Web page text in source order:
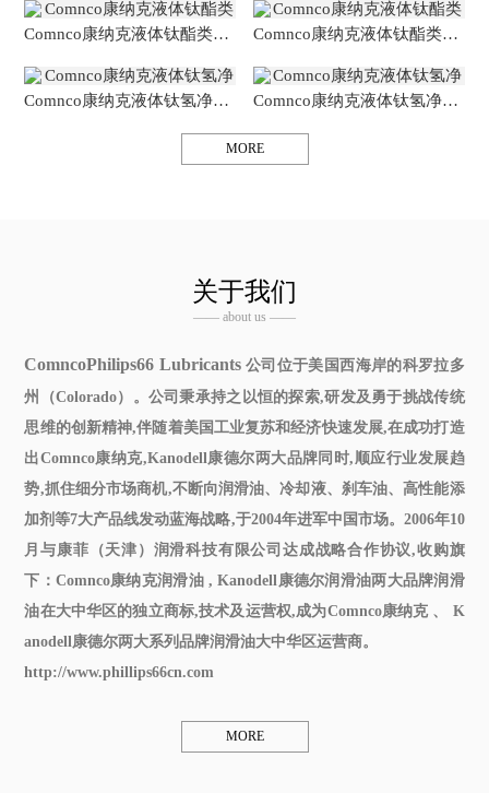
Comnco康纳克液体钛酯类全合成润滑油 Comnco康纳克液体钛酯类全合成润滑油
Comnco康纳克液体钛氢净全合成润滑油 Comnco康纳克液体钛氢净全合成润滑油
MORE
关于我们
—— about us ——
ComncoPhilips66 Lubricants公司位于美国西海岸的科罗拉多
州（Colorado）。公司秉承持之以恒的探索,研发及勇于挑战传统
思维的创新精神,伴随着美国工业复苏和经济快速发展,在成功打造
出Comnco康纳克,Kanodell康德尔两大品牌同时,顺应行业发展趋
势,抓住细分市场商机,不断向润滑油、冷却液、刹车油、高性能添
加剂等7大产品线发动蓝海战略,于2004年进军中国市场。2006年10
月与康菲（天津）润滑科技有限公司达成战略合作协议,收购旗
下：Comnco康纳克润滑油, Kanodell康德尔润滑油两大品牌润滑
油在大中华区的独立商标,技术及运营权,成为Comnco康纳克 、 K
anodell康德尔两大系列品牌润滑油大中华区运营商。
http://www.phillips66cn.com
MORE